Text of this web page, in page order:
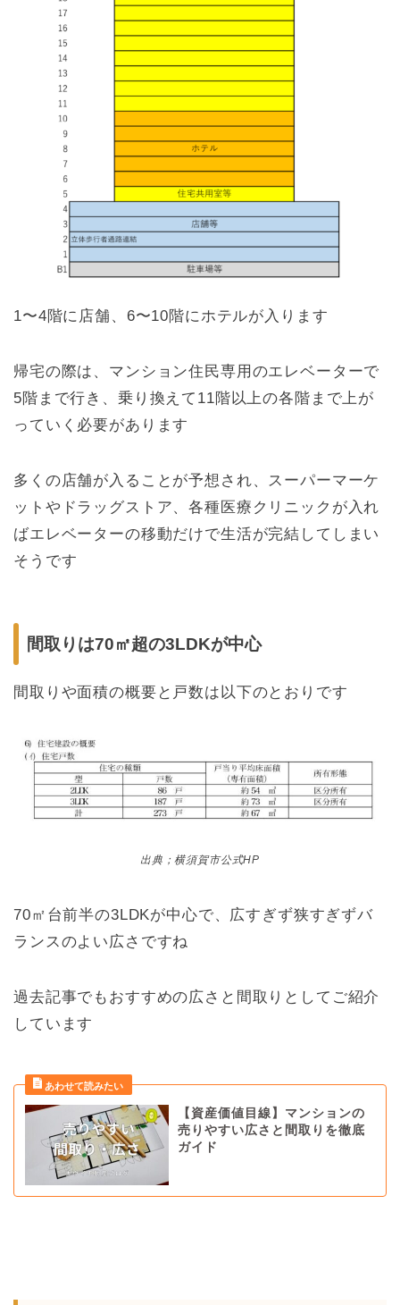
1〜4階に店舗、6〜10階にホテルが入ります
帰宅の際は、マンション住民専用のエレベーターで
5階まで行き、乗り換えて11階以上の各階まで上が
っていく必要があります
多くの店舗が入ることが予想され、スーパーマーケ
ットやドラッグストア、各種医療クリニックが入れ
ばエレベーターの移動だけで生活が完結してしまい
そうです
間取りは70㎡超の3LDKが中心
間取りや面積の概要と戸数は以下のとおりです
出典；横須賀市公式HP
70㎡台前半の3LDKが中心で、広すぎず狭すぎずバ
ランスのよい広さですね
過去記事でもおすすめの広さと間取りとしてご紹介
しています
【資産価値目線】マンションの
売りやすい広さと間取りを徹底
ガイド